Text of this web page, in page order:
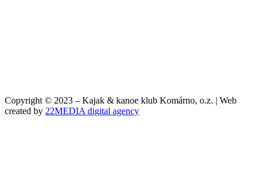
Copyright © 2023 – Kajak & kanoe klub Komárno, o.z. | Web
created by 22MEDIA digital agency